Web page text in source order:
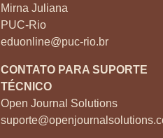
Mirna Juliana
PUC-Rio
eduonline@puc-rio.br
CONTATO PARA SUPORTE
TÉCNICO
Open Journal Solutions